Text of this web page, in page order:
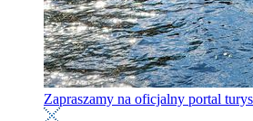
Zapraszamy na oficjalny portal